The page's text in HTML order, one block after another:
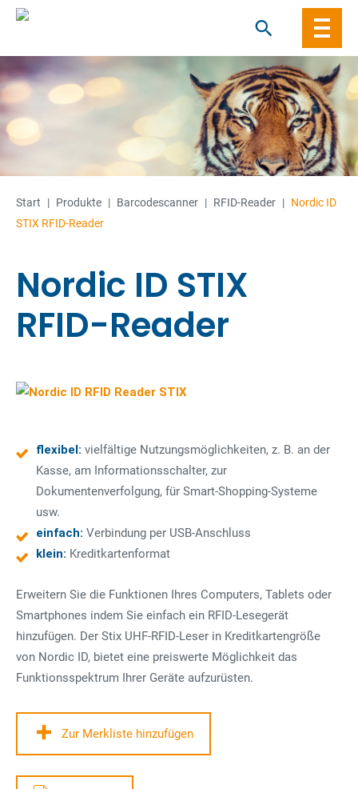
to
content
Start | Produkte | Barcode­­scanner | RFID-Reader | Nordic ID
STIX RFID-Reader
Nordic ID STIX
RFID-Reader
flexibel: vielfältige Nutzungsmöglichkeiten, z. B. an der
Kasse, am Informationsschalter, zur
Dokumentenverfolgung, für Smart-Shopping-Systeme
usw.
einfach: Verbindung per USB-Anschluss
klein: Kreditkartenformat
Erweitern Sie die Funktionen Ihres Computers, Tablets oder
Smartphones indem Sie einfach ein RFID-Lesegerät
hinzufügen. Der Stix UHF-RFID-Leser in Kreditkartengröße
von Nordic ID, bietet eine preiswerte Möglichkeit das
Funktionsspektrum Ihrer Geräte aufzurüsten.
Zur Merkliste hinzufügen